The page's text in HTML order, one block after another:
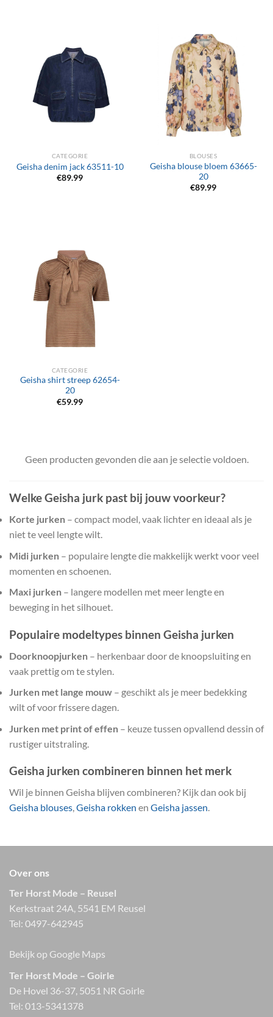
CATEGORIE
Geisha denim jack 63511-10
€89.99
BLOUSES
Geisha blouse bloem 63665-
20
€89.99
CATEGORIE
Geisha shirt streep 62654-
20
€59.99
Geen producten gevonden die aan je selectie voldoen.
Welke Geisha jurk past bij jouw voorkeur?
Korte jurken – compact model, vaak lichter en ideaal als je
niet te veel lengte wilt.
Midi jurken – populaire lengte die makkelijk werkt voor veel
momenten en schoenen.
Maxi jurken – langere modellen met meer lengte en
beweging in het silhouet.
Populaire modeltypes binnen Geisha jurken
Doorknoopjurken – herkenbaar door de knoopsluiting en
vaak prettig om te stylen.
Jurken met lange mouw – geschikt als je meer bedekking
wilt of voor frissere dagen.
Jurken met print of effen – keuze tussen opvallend dessin of
rustiger uitstraling.
Geisha jurken combineren binnen het merk
Wil je binnen Geisha blijven combineren? Kijk dan ook bij
Geisha blouses,Geisha rokken en Geisha jassen.
Over ons
Ter Horst Mode – Reusel
Kerkstraat 24A, 5541 EM Reusel
Tel: 0497-642945
Bekijk op Google Maps
Ter Horst Mode – Goirle
De Hovel 36-37, 5051 NR Goirle
Tel: 013-5341378